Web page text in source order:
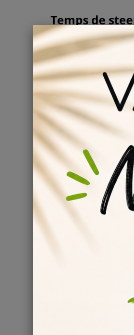
Temps de
La maturation d'un e-
Nous vous invitons à bien
et concentrés DIY.
Pour l’arôme DIYGreen
Nous vous conseillons
arôme.Pour en savoir
Dosage de
Base 70/30 :
Base 50/50 :
Base 30/70 :
Base 100% VG :
20 %
Avec notrecalculateur
fabrication de votre e-
Peut-on
Énergétique
donc à consulter notre
Comment
Green Goblin